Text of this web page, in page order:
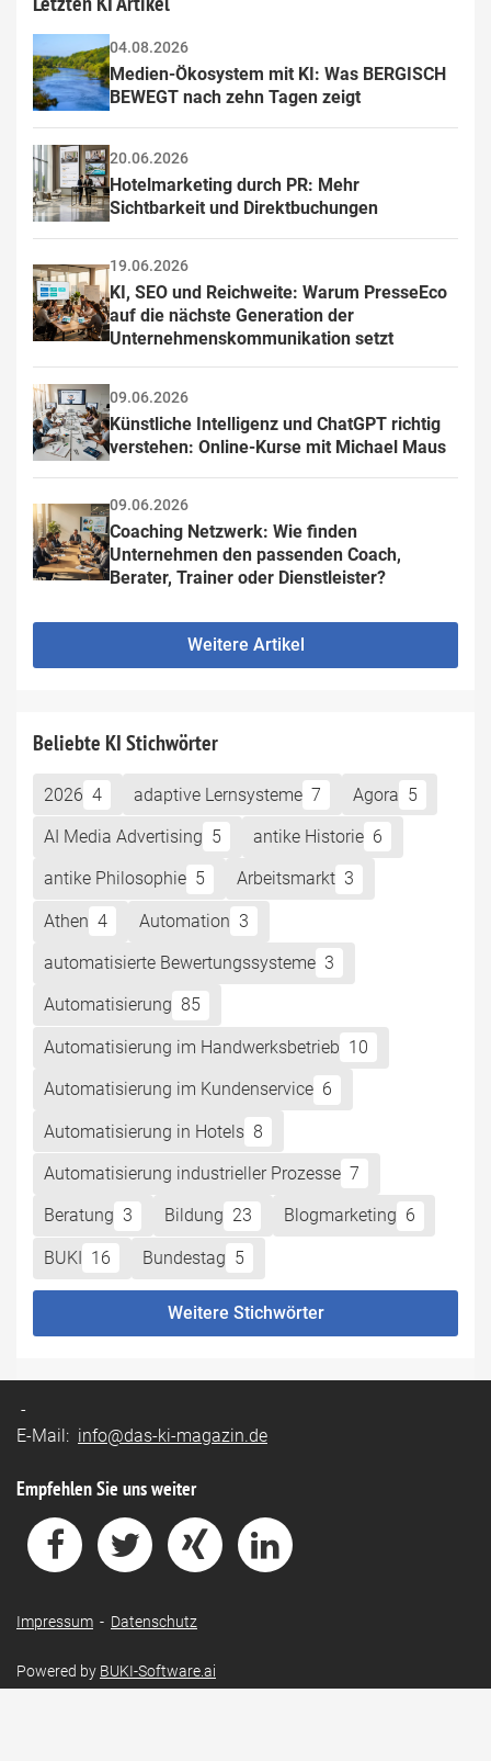
04.08.2026
Medien-Ökosystem mit KI: Was BERGISCH
BEWEGT nach zehn Tagen zeigt
20.06.2026
Hotelmarketing durch PR: Mehr
Sichtbarkeit und Direktbuchungen
19.06.2026
KI, SEO und Reichweite: Warum PresseEco
auf die nächste Generation der
Unternehmenskommunikation setzt
09.06.2026
Künstliche Intelligenz und ChatGPT richtig
verstehen: Online-Kurse mit Michael Maus
09.06.2026
Coaching Netzwerk: Wie finden
Unternehmen den passenden Coach,
Berater, Trainer oder Dienstleister?
Weitere Artikel
Beliebte KI Stichwörter
2026 4 adaptive Lernsysteme 7 Agora 5
AI Media Advertising 5 antike Historie 6
antike Philosophie 5 Arbeitsmarkt 3
Athen 4 Automation 3
automatisierte Bewertungssysteme 3
Automatisierung 85
Automatisierung im Handwerksbetrieb 10
Automatisierung im Kundenservice 6
Automatisierung in Hotels 8
Automatisierung industrieller Prozesse 7
Beratung 3 Bildung 23 Blogmarketing 6
BUKI 16 Bundestag 5
Weitere Stichwörter
-
E-Mail: info@das-ki-magazin.de
Empfehlen Sie uns weiter
Impressum - Datenschutz
Powered by BUKI-Software.ai